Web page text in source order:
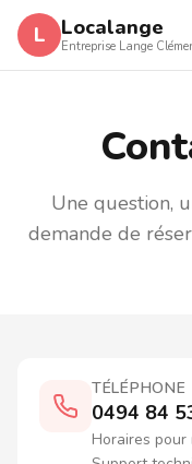
Aller au contenu
L Localange
Entreprise Lange
Une question,
demande de
TÉLÉPHONE
0494 84
Horaires